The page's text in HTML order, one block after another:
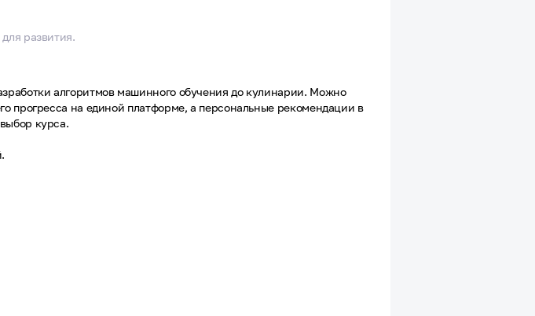
развития.
алгоритмов машинного обучения до кулинарии. Можно
прогресса на единой платформе, а персональные рекомендации в
курса.